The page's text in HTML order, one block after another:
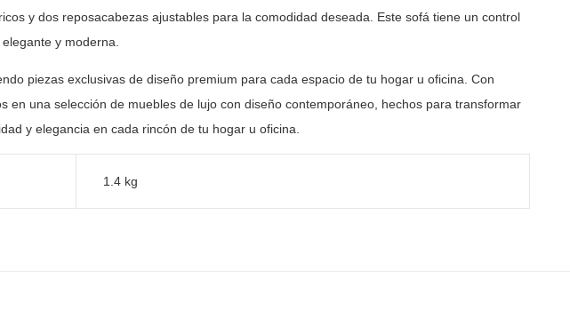
y dos reposacabezas ajustables para la comodidad deseada. Este sofá tiene un control
elegante y moderna.
piezas exclusivas de diseño premium para cada espacio de tu hogar u oficina. Con
en una selección de muebles de lujo con diseño contemporáneo, hechos para transformar
y elegancia en cada rincón de tu hogar u oficina.
1.4 kg